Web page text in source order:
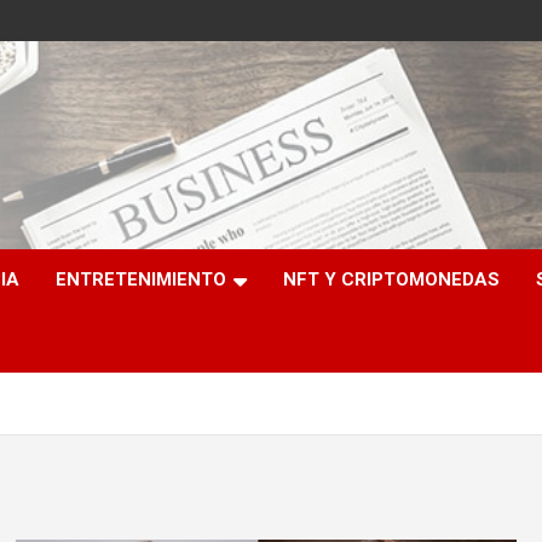
ENTRETENIMIENTO NFT Y CRIPTOMONEDAS